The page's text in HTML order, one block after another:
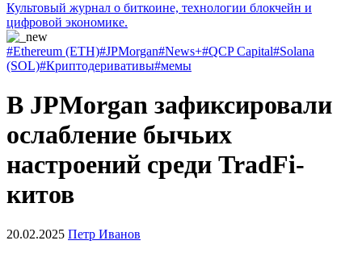
Культовый журнал о биткоине, технологии блокчейн и
цифровой экономике.
#Ethereum (ETH)#JPMorgan#News+#QCP Capital#Solana
(SOL)#Криптодеривативы#мемы
В JPMorgan зафиксировали
ослабление бычьих
настроений среди TradFi-
китов
20.02.2025 Петр Иванов